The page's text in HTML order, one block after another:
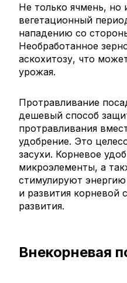
Не только ячмень, но
вегетационный
нападению со
Необработанное
аскохитозу, что
урожая.
Протравливание
дешевый способ
протравливания
удобрение. Это
засухи. Корневое
микроэлементы, а
стимулируют
и развития корневой
развития.
Внекорневая